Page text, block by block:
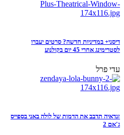
דיסני+ במדיניות חדשה? סרטים יעברו
לסטרימינג אחרי 45 יום בקולנוע
עדי פרל
זנדאיה תדבב את הדמות של לולה באני בספייס
ג'אם 2